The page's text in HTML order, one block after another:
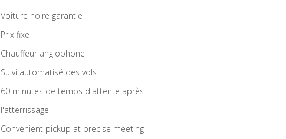
Voiture noire garantie
Prix fixe
Chauffeur anglophone
Suivi automatisé des vols
60 minutes de temps d'attente après
l'atterrissage
Convenient pickup at precise meeting